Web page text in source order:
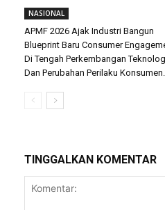
NASIONAL
APMF 2026 Ajak Industri Bangun
Blueprint Baru Consumer
Di Tengah Perkembangan
Dan Perubahan Perilaku Konsumen.
TINGGALKAN KOMENTAR